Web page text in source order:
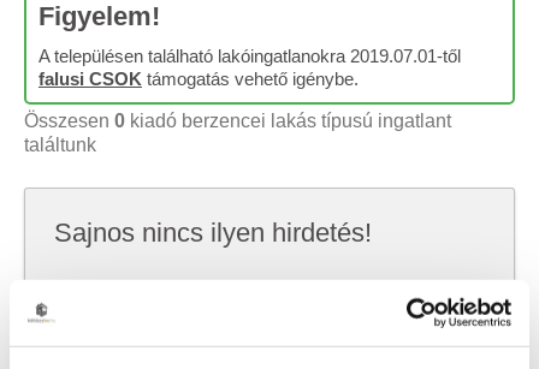
Figyelem!
A településen található lakóingatlanokra 2019.07.01-től
falusi CSOK támogatás vehető igénybe.
Összesen 0 kiadó berzencei lakás típusú ingatlant
találtunk
Sajnos nincs ilyen hirdetés!
keresni, hátha akkor megtalálod, amit keresel.